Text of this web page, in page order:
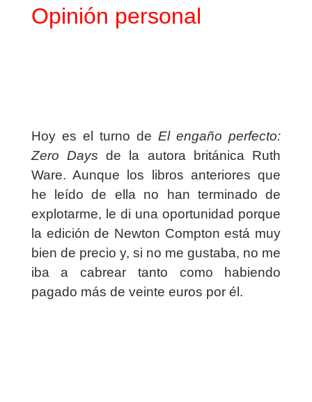
Opinión personal
Hoy es el turno deEl engaño perfecto:
Zero Daysde la autora británica Ruth
Ware. Aunque los libros anteriores que
he leído de ella no han terminado de
explotarme, le di una oportunidad porque
la edición de Newton Compton está muy
bien de precio y, si no me gustaba, no me
iba a cabrear tanto como habiendo
pagado más de veinte euros por él.